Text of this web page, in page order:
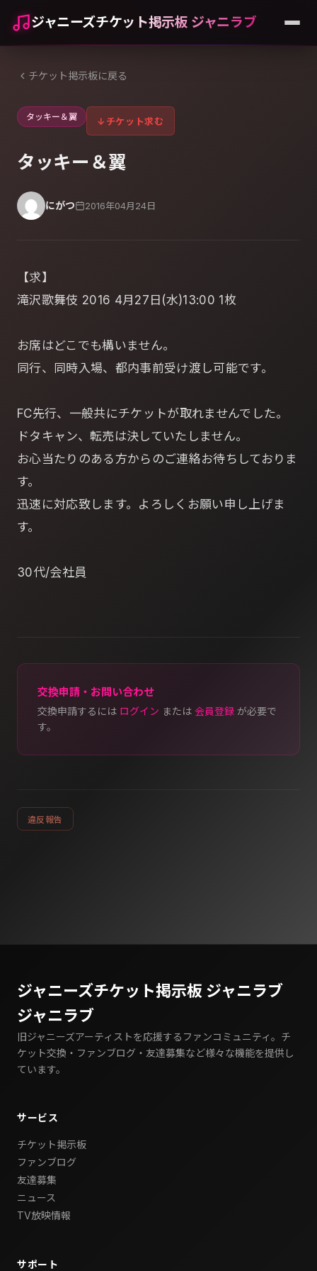
ジャニーズチケット掲示板 ジャニラブ
チケット掲示板に戻る
タッキー＆翼 ↓ チケット求む
タッキー＆翼
にがつ 2016年04月24日
【求】
滝沢歌舞伎 2016 4月27日(水)13:00 1枚
お席はどこでも構いません。
同行、同時入場、都内事前受け渡し可能です。
FC先行、一般共にチケットが取れませんでした。
ドタキャン、転売は決していたしません。
お心当たりのある方からのご連絡お待ちしておりま
す。
迅速に対応致します。よろしくお願い申し上げま
す。
30代/会社員
交換申請・お問い合わせ
交換申請するには ログイン または 会員登録 が必要で
す。
違反報告
ジャニーズチケット掲示板 ジャニラブ
ジャニラブ
旧ジャニーズアーティストを応援するファンコミュニティ。チ
ケット交換・ファンブログ・友達募集など様々な機能を提供し
ています。
サービス
チケット掲示板
ファンブログ
友達募集
ニュース
TV放映情報
サポート